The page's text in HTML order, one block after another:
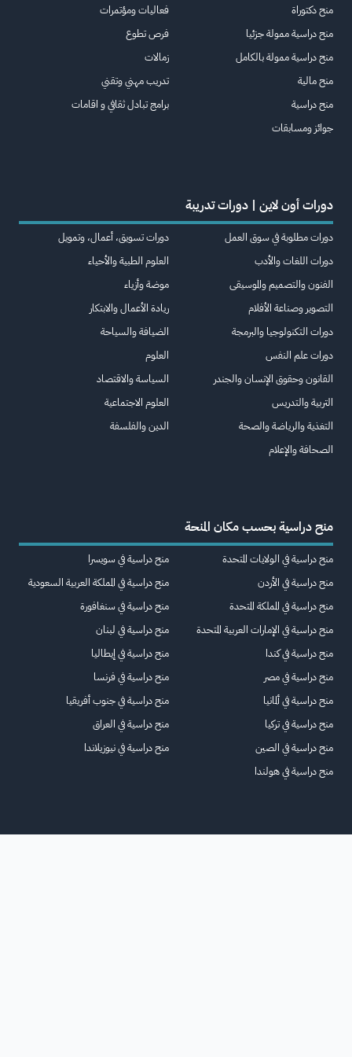
منح دكتوراة
منح دراسية ممولة جزئيا
منح دراسية ممولة بالكامل
منح مالية
منح دراسية
جوائز ومسابقات
فعاليات ومؤتمرات
فرص تطوع
زمالات
تدريب مهني وتقني
برامج تبادل ثقافي و اقامات
دورات أون لاين | دورات تدريبة
دورات مطلوبة في سوق العمل
دورات اللغات والأدب
الفنون والتصميم والموسيقى
التصوير وصناعة الأفلام
دورات التكنولوجيا والبرمجة
دورات علم النفس
القانون وحقوق الإنسان والجندر
التربية والتدريس
التغذية والرياضة والصحة
الصحافة والإعلام
دورات تسويق، أعمال، وتمويل
العلوم الطبية والأحياء
موضة وأزياء
ريادة الأعمال والابتكار
الضيافة والسياحة
العلوم
السياسة والاقتصاد
العلوم الاجتماعية
الدين والفلسفة
منح دراسية بحسب مكان المنحة
منح دراسية في الولايات المتحدة
منح دراسية في الأردن
منح دراسية في المملكة المتحدة
منح دراسية في الإمارات العربية المتحدة
منح دراسية في كندا
منح دراسية في مصر
منح دراسية في ألمانيا
منح دراسية في تركيا
منح دراسية في الصين
منح دراسية في هولندا
منح دراسية في سويسرا
منح دراسية في المملكة العربية السعودية
منح دراسية في سنغافورة
منح دراسية في لبنان
منح دراسية في إيطاليا
منح دراسية في فرنسا
منح دراسية في جنوب أفريقيا
منح دراسية في العراق
منح دراسية في نيوزيلاندا